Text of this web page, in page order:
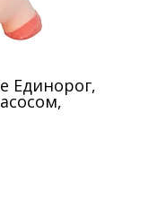
Единорог,